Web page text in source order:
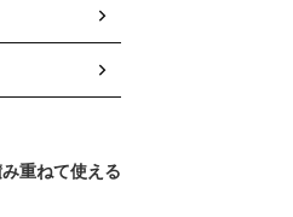
重ねて使える